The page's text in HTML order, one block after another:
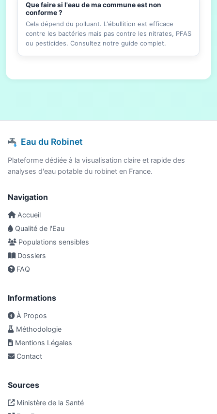
Que faire si l'eau de ma commune est non
conforme ?
Cela dépend du polluant. L'ébullition est efficace
contre les bactéries mais pas contre les nitrates, PFAS
ou pesticides. Consultez notre guide complet.
Eau du Robinet
Plateforme dédiée à la visualisation claire et rapide des
analyses d'eau potable du robinet en France.
Navigation
Accueil
Qualité de l'Eau
Populations sensibles
Dossiers
FAQ
Informations
À Propos
Méthodologie
Mentions Légales
Contact
Sources
Ministère de la Santé